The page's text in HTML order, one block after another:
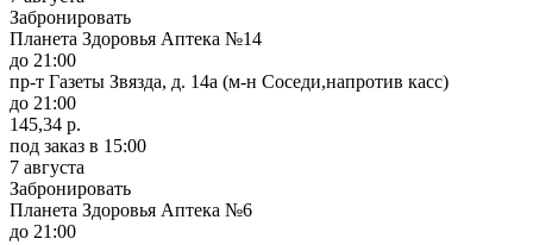
Забронировать
Планета Здоровья Аптека №14
до 21:00
пр-т Газеты Звязда, д. 14а (м-н Соседи,напротив касс)
до 21:00
145,34 р.
под заказ в 15:00
7 августа
Забронировать
Планета Здоровья Аптека №6
до 21:00